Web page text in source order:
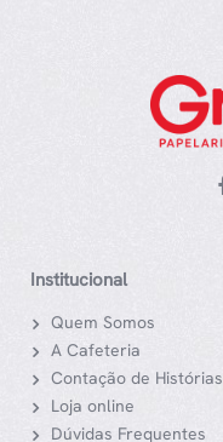
Institucional
Quem Somos
A Cafeteria
Contação de Histórias
Loja online
Dúvidas Frequentes